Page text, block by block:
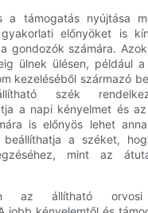
a támogatás nyújtása
előnyöket is
gondozók számára.
ülnek ülésen, például
kezeléséből származó
szék
a napi kényelmet és
is előnyös lehet
a széket,
mint az
az állítható